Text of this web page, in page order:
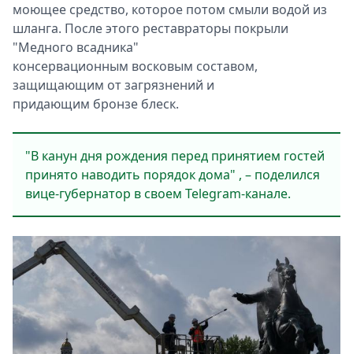
моющее средство, которое потом смыли водой из
шланга. После этого реставраторы покрыли
"Медного всадника"
консервационным восковым составом,
защищающим от загрязнений и
придающим бронзе блеск.
"В канун дня рождения перед принятием гостей
принято наводить порядок дома" , – поделился
вице-губернатор в своем Telegram-канале.